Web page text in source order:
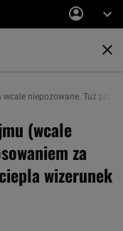
wcale niepozowane. Tuż
(wcale
za
wizerunek